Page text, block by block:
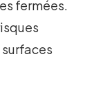
fermées.